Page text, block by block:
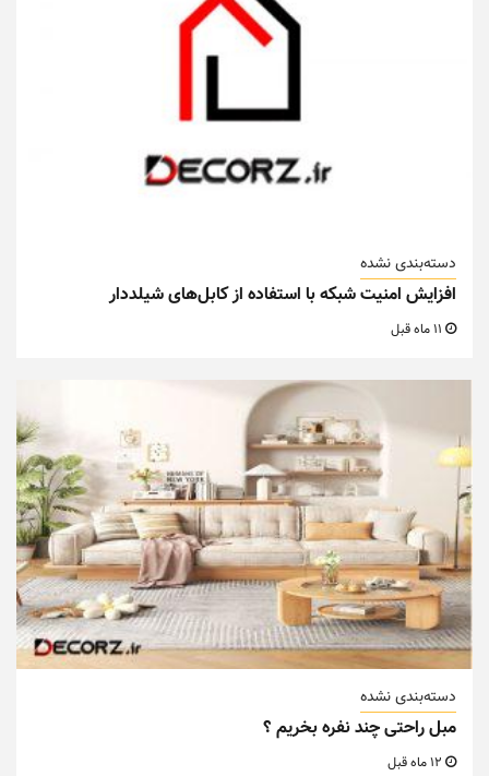
دسته‌بندی نشده
افزایش امنیت شبکه با استفاده از کابل‌های شیلددار
دسته‌بندی نشده
مبل راحتی چند نفره بخریم ؟